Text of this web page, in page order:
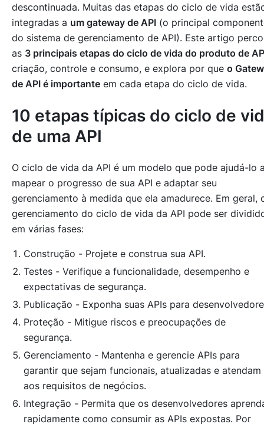
descontinuada. Muitas das etapas do ciclo de vida
integradas a um gateway de API (o principal
do sistema de gerenciamento de API). Este artigo
as 3 principais etapas do ciclo de vida do produto de
criação, controle e consumo, e explora por que o
de API é importante em cada etapa do ciclo de vida.
10 etapas típicas do ciclo de
de uma API
O ciclo de vida da API é um modelo que pode ajudá-lo
mapear o progresso de sua API e adaptar seu
gerenciamento à medida que ela amadurece. Em geral,
gerenciamento do ciclo de vida da API pode ser
em várias fases:
Construção - Projete e construa sua API.
Testes - Verifique a funcionalidade, desempenho e
expectativas de segurança.
Publicação - Exponha suas APIs para
Proteção - Mitigue riscos e preocupações de
segurança.
Gerenciamento - Mantenha e gerencie APIs para
garantir que sejam funcionais, atualizadas e atendam
aos requisitos de negócios.
Integração - Permita que os desenvolvedores
rapidamente como consumir as APIs expostas. Por